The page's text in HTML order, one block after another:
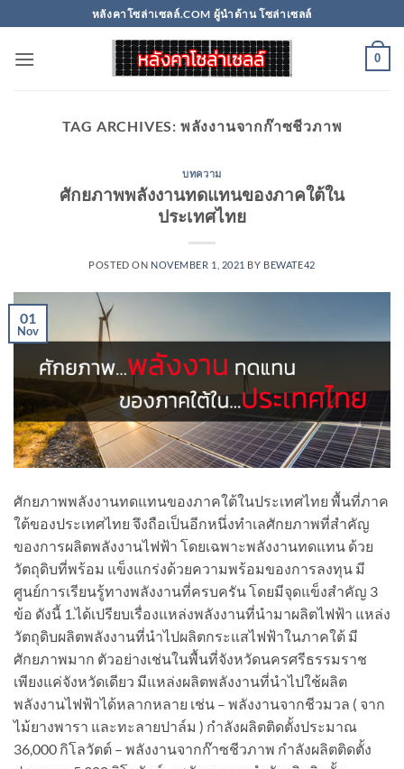
to
content
หลังคาโซล่าเซลล์.COM ผู้นำด้าน โซล่าเซลล์
0
TAG ARCHIVES: พลังงานจากก๊าซชีวภาพ
บทความ
ศักยภาพพลังงานทดแทนของภาคใต้ใน
ประเทศไทย
POSTED ON NOVEMBER 1, 2021 BY BEWATE42
01
Nov
ศักยภาพพลังงานทดแทนของภาคใต้ในประเทศไทย พื้นที่ภาค
ใต้ของประเทศไทย จึงถือเป็นอีกหนึ่งทำเลศักยภาพที่สำคัญ
ของการผลิตพลังงานไฟฟ้า โดยเฉพาะพลังงานทดแทน ด้วย
วัตถุดิบที่พร้อม แข็งแกร่งด้วยความพร้อมของการลงทุน มี
ศูนย์การเรียนรู้ทางพลังงานที่ครบครัน โดยมีจุดแข็งสำคัญ 3
ข้อ ดังนี้ 1.ได้เปรียบเรื่องแหล่งพลังงานที่นำมาผลิตไฟฟ้า แหล่ง
วัตถุดิบผลิตพลังงานที่นำไปผลิตกระแสไฟฟ้าในภาคใต้ มี
ศักยภาพมาก ตัวอย่างเช่นในพื้นที่จังหวัดนครศรีธรรมราช
เพียงแค่จังหวัดเดียว มีแหล่งผลิตพลังงานที่นำไปใช้ผลิต
พลังงานไฟฟ้าได้หลากหลาย เช่น – พลังงานจากชีวมวล ( จาก
ไม้ยางพารา และทะลายปาล์ม ) กำลังผลิตติดตั้งประมาณ
36,000 กิโลวัตต์ – พลังงานจากก๊าซชีวภาพ กำลังผลิตติดตั้ง